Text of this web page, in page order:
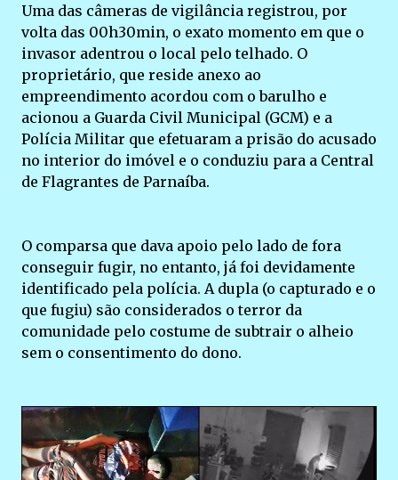
Uma das câmeras de vigilância registrou, por
volta das 00h30min, o exato momento em que o
invasor adentrou o local pelo telhado. O
proprietário, que reside anexo ao
empreendimento acordou com o barulho e
acionou a Guarda Civil Municipal (GCM) e a
Polícia Militar que efetuaram a prisão do acusado
no interior do imóvel e o conduziu para a Central
de Flagrantes de Parnaíba.
O comparsa que dava apoio pelo lado de fora
conseguir fugir, no entanto, já foi devidamente
identificado pela polícia. A dupla (o capturado e o
que fugiu) são considerados o terror da
comunidade pelo costume de subtrair o alheio
sem o consentimento do dono.